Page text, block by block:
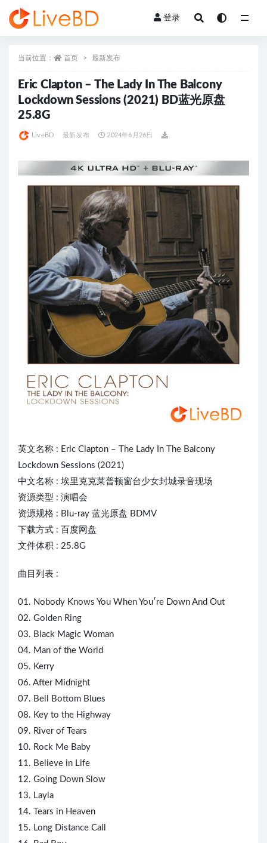
登录
当前位置： 首页 最新发布
Eric Clapton – The Lady In The Balcony
Lockdown Sessions (2021) BD蓝光原盘
25.8G
LiveBD 最新发布 2024年6月26日
英文名称 : Eric Clapton – The Lady In The Balcony
Lockdown Sessions (2021)
中文名称 : 埃里克克莱普顿窗台少女封城录音现场
资源类型 : 演唱会
资源规格 : Blu-ray 蓝光原盘 BDMV
下载方式 : 百度网盘
文件体积 : 25.8G
曲目列表 :
01. Nobody Knows You When You′re Down And Out
02. Golden Ring
03. Black Magic Woman
04. Man of the World
05. Kerry
06. After Midnight
07. Bell Bottom Blues
08. Key to the Highway
09. River of Tears
10. Rock Me Baby
11. Believe in Life
12. Going Down Slow
13. Layla
14. Tears in Heaven
15. Long Distance Call